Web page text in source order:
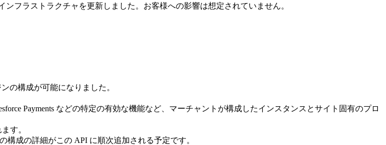
フラストラクチャを更新しました。お客様への影響は想定されていません。
の構成が可能になりました。
Payments などの特定の有効な機能など、マーチャントが構成したインスタンスとサイト固有のプロ
す。
構成の詳細がこの API に順次追加される予定です。